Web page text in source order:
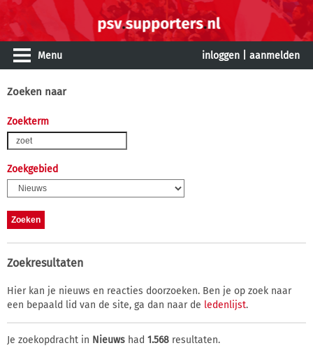
Menu inloggen aanmelden
Zoeken naar
Zoekterm
Zoekgebied
Zoekresultaten
Hier kan je nieuws en reacties doorzoeken. Ben je op zoek naar
een bepaald lid van de site, ga dan naar de ledenlijst.
Je zoekopdracht in Nieuws had 1.568 resultaten.